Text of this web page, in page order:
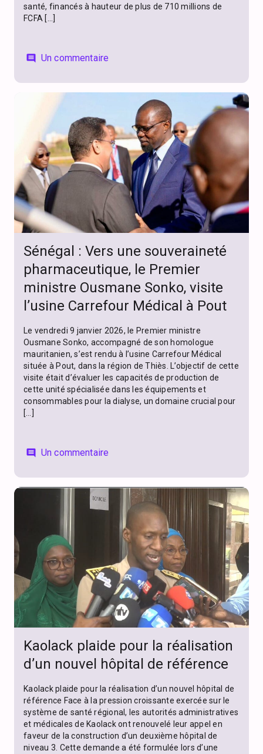
santé, financés à hauteur de plus de 710 millions de
FCFA […]
comment Un commentaire
Sénégal : Vers une souveraineté
pharmaceutique, le Premier
ministre Ousmane Sonko, visite
l’usine Carrefour Médical à Pout
Le vendredi 9 janvier 2026, le Premier ministre
Ousmane Sonko, accompagné de son homologue
mauritanien, s’est rendu à l’usine Carrefour Médical
située à Pout, dans la région de Thiès. L’objectif de cette
visite était d’évaluer les capacités de production de
cette unité spécialisée dans les équipements et
consommables pour la dialyse, un domaine crucial pour
[…]
comment Un commentaire
Kaolack plaide pour la réalisation
d’un nouvel hôpital de référence
Kaolack plaide pour la réalisation d’un nouvel hôpital de
référence Face à la pression croissante exercée sur le
système de santé régional, les autorités administratives
et médicales de Kaolack ont renouvelé leur appel en
faveur de la construction d’un deuxième hôpital de
niveau 3. Cette demande a été formulée lors d’une